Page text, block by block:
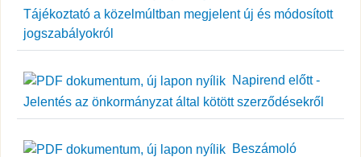
Tájékoztató a közelmúltban megjelent új és módosított
jogszabályokról
Napirend előtt -
Jelentés az önkormányzat által kötött szerződésekről
Beszámoló